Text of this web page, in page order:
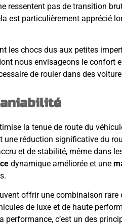
ressentent pas de transition
est particulièrement apprécié
les chocs dus aux petites
nous envisageons le confort
de rouler dans des
la tenue de route du
une réduction significative du
et de stabilité, même dans
dynamique améliorée et une
offrir une combinaison rare
de luxe et de haute
performance, c’est un des